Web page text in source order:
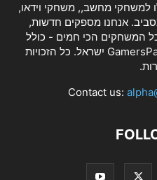
למשחקי מחשב,, משחקי וידאו,
אנחנו מספקים חדשות,
המשחקים הכי חמים - כולל
משחקים ישראלים.©2026 GamersPack ישראל. כל הזכויות
Contact us: